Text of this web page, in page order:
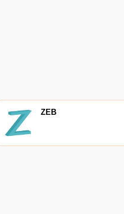
ZEB